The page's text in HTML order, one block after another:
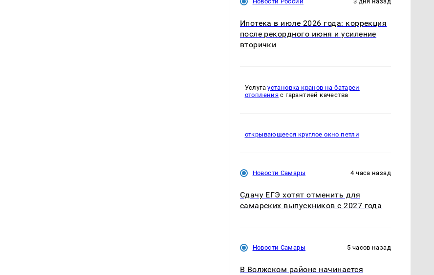
Ипотека в июле 2026 года: коррекция
после рекордного июня и усиление
вторички
Услугаустановка кранов на батареи
отопления с гарантией качества
открывающееся круглое окно петли
Новости Самары 4 часа назад
Сдачу ЕГЭ хотят отменить для
самарских выпускников с 2027 года
Новости Самары 5 часов назад
В Волжском районе начинается